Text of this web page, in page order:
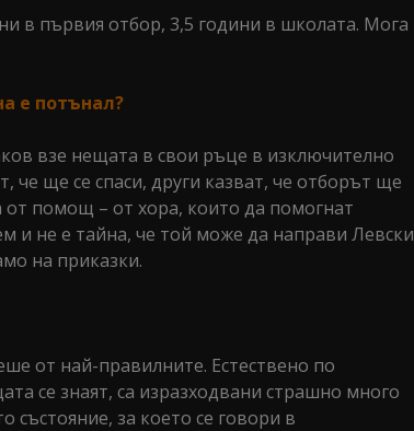
в първия отбор, 3,5 години в школата. Мога
е потънал?
взе нещата в свои ръце в изключително
че ще се спаси, други казват, че отборът ще
от помощ – от хора, които да помогнат
и не е тайна, че той може да направи Левски
на приказки.
от най-правилните. Естествено по
се знаят, са изразходвани страшно много
за което се говори в